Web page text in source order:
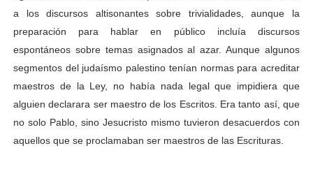
a los discursos altisonantes sobre trivialidades, aunque la
preparación para hablar en público incluía discursos
espontáneos sobre temas asignados al azar. Aunque algunos
segmentos del judaísmo palestino tenían normas para acreditar
maestros de la Ley, no había nada legal que impidiera que
alguien declarara ser maestro de los Escritos. Era tanto así, que
no solo Pablo, sino Jesucristo mismo tuvieron desacuerdos con
aquellos que se proclamaban ser maestros de las Escrituras.